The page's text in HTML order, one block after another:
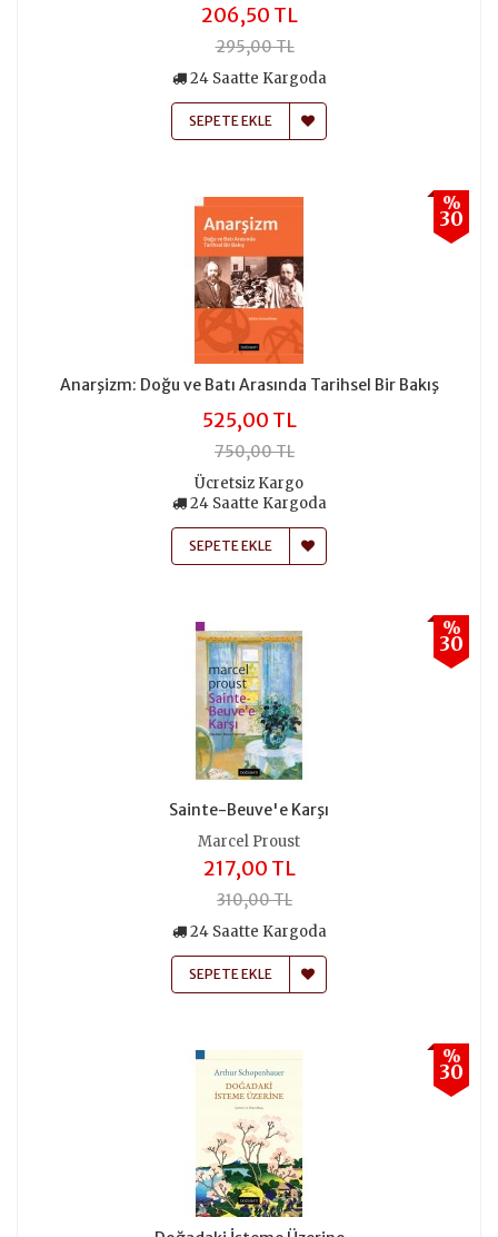
206,50 TL
295,00 TL
24 Saatte Kargoda
SEPETE EKLE
%
30
Anarşizm: Doğu ve Batı Arasında Tarihsel Bir Bakış
525,00 TL
750,00 TL
Ücretsiz Kargo
24 Saatte Kargoda
SEPETE EKLE
%
30
Sainte-Beuve'e Karşı
Marcel Proust
217,00 TL
310,00 TL
24 Saatte Kargoda
SEPETE EKLE
%
30